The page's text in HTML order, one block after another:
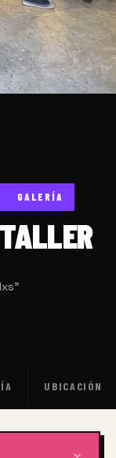
GALERÍA
UBICACIÓN